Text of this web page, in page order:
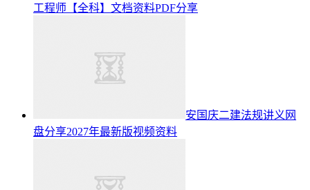
工程师【全科】文档资料PDF分享
安国庆二建法规讲义网
盘分享2027年最新版视频资料